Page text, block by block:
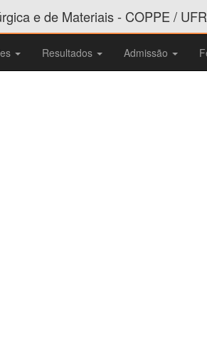
e de Materiais - COPPE /
Resultados Admissão